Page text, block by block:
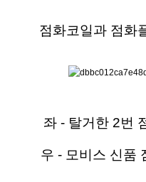
점화코일과 점화
좌 - 탈거한 2번
우 - 모비스 신품